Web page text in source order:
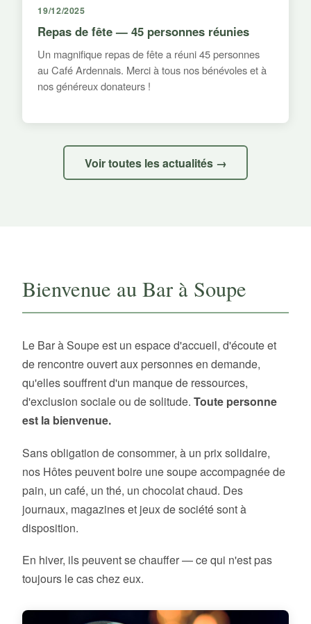
19/12/2025
Repas de fête — 45 personnes réunies
Un magnifique repas de fête a réuni 45 personnes
au Café Ardennais. Merci à tous nos bénévoles et à
nos généreux donateurs !
Voir toutes les actualités →
Bienvenue au Bar à Soupe
Le Bar à Soupe est un espace d'accueil, d'écoute et
de rencontre ouvert aux personnes en demande,
qu'elles souffrent d'un manque de ressources,
d'exclusion sociale ou de solitude. Toute personne
est la bienvenue.
Sans obligation de consommer, à un prix solidaire,
nos Hôtes peuvent boire une soupe accompagnée de
pain, un café, un thé, un chocolat chaud. Des
journaux, magazines et jeux de société sont à
disposition.
En hiver, ils peuvent se chauffer — ce qui n'est pas
toujours le cas chez eux.